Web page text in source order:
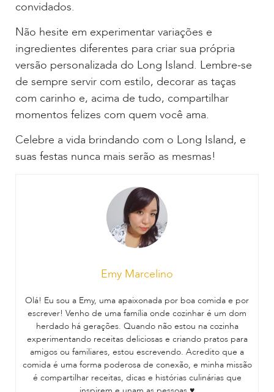
convidados.
Não hesite em experimentar variações e
ingredientes diferentes para criar sua própria
versão personalizada do Long Island. Lembre-se
de sempre servir com estilo, decorar as taças
com carinho e, acima de tudo, compartilhar
momentos felizes com quem você ama.
Celebre a vida brindando com o Long Island, e
suas festas nunca mais serão as mesmas!
Emy Marcelino
Olá! Eu sou a Emy, uma apaixonada por boa comida e por
escrever! Venho de uma família onde cozinhar é um dom
herdado há gerações. Quando não estou na cozinha
experimentando receitas deliciosas e criando pratos para
amigos ou familiares, estou escrevendo. Acredito que a
comida é uma forma poderosa de conexão, e minha missão
é compartilhar receitas, dicas e histórias culinárias que